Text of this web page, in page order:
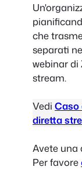
che
separati
webinar di
stream.
Vedi Caso
diretta
Avete una
Per favore